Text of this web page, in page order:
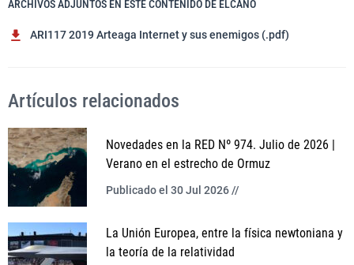
ARCHIVOS ADJUNTOS EN ESTE CONTENIDO DE ELCANO
ARI117 2019 Arteaga Internet y sus enemigos (.pdf)
Artículos relacionados
Novedades en la RED Nº 974. Julio de 2026 |
Verano en el estrecho de Ormuz
Publicado el 30 Jul 2026 //
La Unión Europea, entre la física newtoniana y
la teoría de la relatividad